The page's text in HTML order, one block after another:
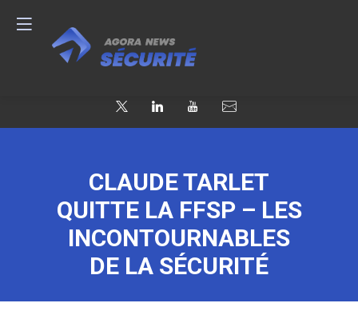
CLAUDE TARLET
QUITTE LA FFSP – LES
INCONTOURNABLES
DE LA SÉCURITÉ